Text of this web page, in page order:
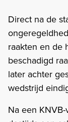
Direct na de
raakten en de
beschadigd
later achter
wedstrijd
Na een